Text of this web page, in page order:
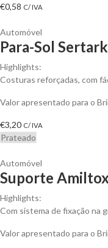
€0,58 C/ IVA
Automóvel
Para-Sol
Highlights:
Costuras reforçadas, com
Valor apresentado para o
€3,20 C/ IVA
Prateado
Automóvel
Suporte
Highlights:
Com sistema de fixação na
Valor apresentado para o